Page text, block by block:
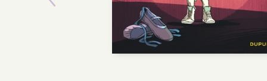
Previous